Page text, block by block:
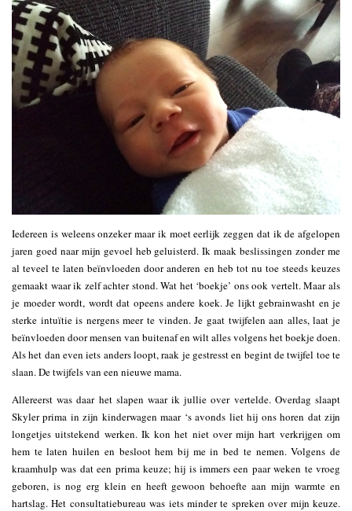
Iedereen is weleens onzeker maar ik moet eerlijk zeggen dat ik de afgelopen
jaren goed naar mijn gevoel heb geluisterd. Ik maak beslissingen zonder me
al teveel te laten beïnvloeden door anderen en heb tot nu toe steeds keuzes
gemaakt waar ik zelf achter stond. Wat het ‘boekje’ ons ook vertelt. Maar als
je moeder wordt, wordt dat opeens andere koek. Je lijkt gebrainwasht en je
sterke intuïtie is nergens meer te vinden. Je gaat twijfelen aan alles, laat je
beïnvloeden door mensen van buitenaf en wilt alles volgens het boekje doen.
Als het dan even iets anders loopt, raak je gestresst en begint de twijfel toe te
slaan. De twijfels van een nieuwe mama.
Allereerst was daar het slapen waar ik jullie over vertelde. Overdag slaapt
Skyler prima in zijn kinderwagen maar ‘s avonds liet hij ons horen dat zijn
longetjes uitstekend werken. Ik kon het niet over mijn hart verkrijgen om
hem te laten huilen en besloot hem bij me in bed te nemen. Volgens de
kraamhulp was dat een prima keuze; hij is immers een paar weken te vroeg
geboren, is nog erg klein en heeft gewoon behoefte aan mijn warmte en
hartslag. Het consultatiebureau was iets minder te spreken over mijn keuze.